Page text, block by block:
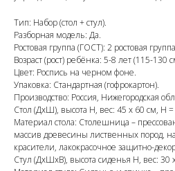
Тип: Набор (стол + стул).
Разборная модель: Да.
Ростовая группа (ГОСТ): 2 ростовая
Возраст (рост) ребёнка: 5-8 лет (115-130
Цвет: Роспись на черном фоне.
Упаковка: Стандартная (гофрокартон).
Производство: Россия, Нижегородская
Стол (ДхШ), высота Н, вес: 45 х 60 см, Н =
Материал стола: Столешница –
массив древесины лиственных пород,
красители, лакокрасочное защитно-
Стул (ДхШхВ), высота сиденья Н, вес: 30